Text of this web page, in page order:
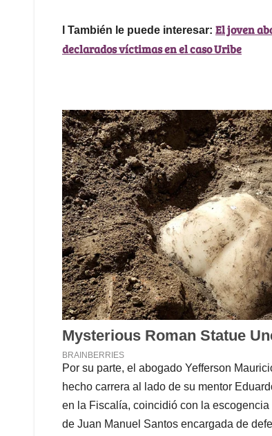
l También le puede interesar: El joven
declarados víctimas en el caso Uribe
Por su parte, el abogado Yefferson
hecho carrera al lado de su mentor
en la Fiscalía, coincidió con la
de Juan Manuel Santos encargada de